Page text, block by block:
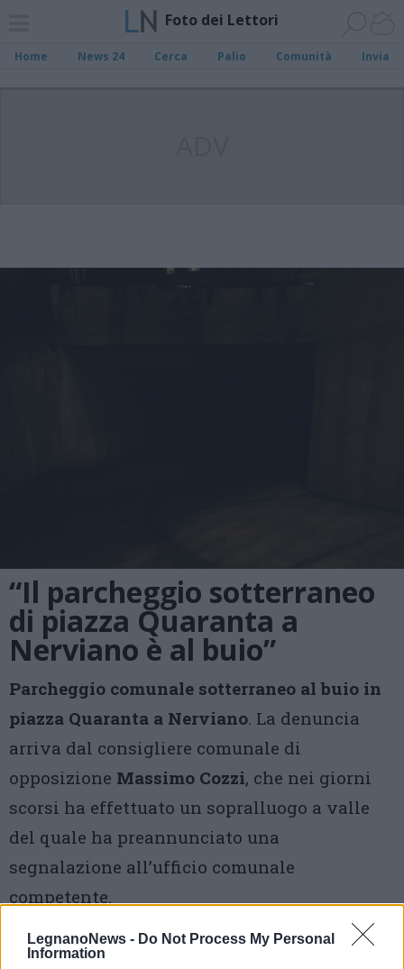
LegnanoNews - Do Not Process My Personal
Information
Foto dei Lettori
Home News 24 Cerca Palio Comunità Invia
“Il parcheggio sotterraneo
di piazza Quaranta a
Nerviano è al buio”
Parcheggio comunale sotterraneo al buio in
piazza Quaranta a Nerviano. La denuncia
arriva dal consigliere comunale di
opposizione Massimo Cozzi, che nei giorni
scorsi ha effettuato un sopralluogo a valle
del quale ha preannunciato una
segnalazione all’ufficio comunale
competente.
Le “piccole” cose di ogni giorno così